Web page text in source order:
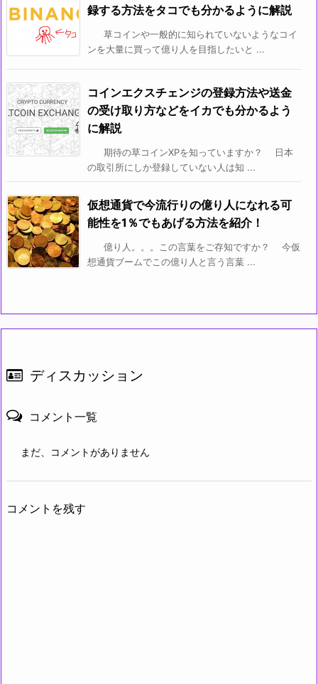
録する方法をタコでも分かるように解説
草コインや一般的に知られていないようなコイ
ンを大量に買って億り人を目指したいと ...
コインエクスチェンジの登録方法や送金
の受け取り方などをイカでも分かるよう
に解説
期待の草コインXPを知っていますか？ 日本
の取引所にしか登録していない人は知 ...
仮想通貨で今流行りの億り人になれる可
能性を1％でもあげる方法を紹介！
億り人。。。この言葉をご存知ですか？ 今仮
想通貨ブームでこの億り人と言う言葉 ...
ディスカッション
コメント一覧
まだ、コメントがありません
コメントを残す